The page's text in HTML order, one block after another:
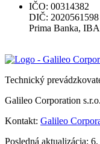
IČO: 00314382
DIČ: 2020561598
Prima Banka,
Technický
Galileo Corporation
Kontakt: Galileo
Posledná aktualizácia: